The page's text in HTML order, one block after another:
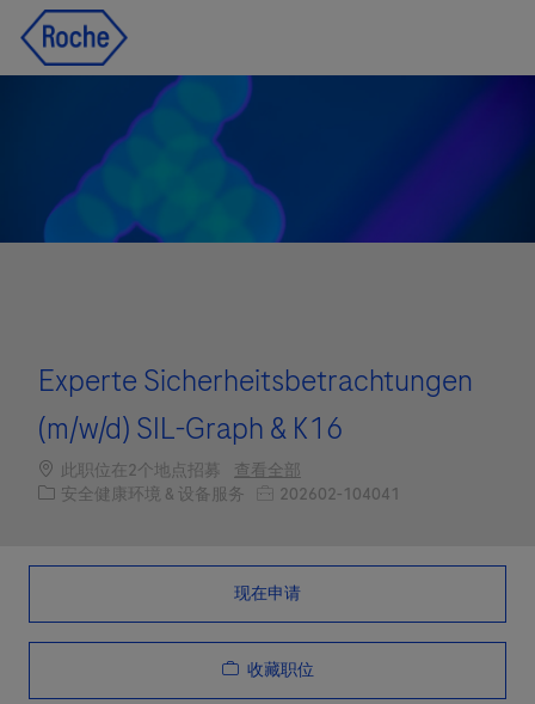
Experte Sicherheitsbetrachtungen
(m/w/d) SIL-Graph & K16
此职位在2个地点招募
查看全部
职位类别
安全健康环境 & 设备服务 职位编号
202602-104041
现在申请
收藏职位